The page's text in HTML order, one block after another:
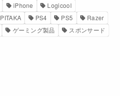
iPhone
Logicool
PITAKA PS4 PS5
Razer
ゲーミング製品
スポンサード